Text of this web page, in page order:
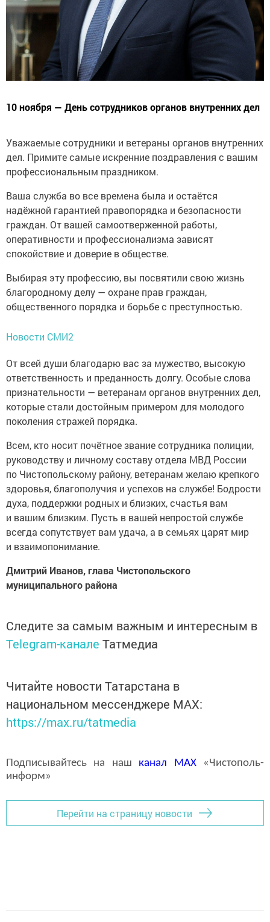
10 ноября — День сотрудников органов внутренних дел
Уважаемые сотрудники и ветераны органов внутренних
дел. Примите самые искренние поздравления с вашим
профессиональным праздником.
Ваша служба во все времена была и остаётся
надёжной гарантией правопорядка и безопасности
граждан. От вашей самоотверженной работы,
оперативности и профессионализма зависят
спокойствие и доверие в обществе.
Выбирая эту профессию, вы посвятили свою жизнь
благородному делу — охране прав граждан,
общественного порядка и борьбе с преступностью.
Новости СМИ2
От всей души благодарю вас за мужество, высокую
ответственность и преданность долгу. Особые слова
признательности — ветеранам органов внутренних дел,
которые стали достойным примером для молодого
поколения стражей порядка.
Всем, кто носит почётное звание сотрудника полиции,
руководству и личному составу отдела МВД России
по Чистопольскому району, ветеранам желаю крепкого
здоровья, благополучия и успехов на службе! Бодрости
духа, поддержки родных и близких, счастья вам
и вашим близким. Пусть в вашей непростой службе
всегда сопутствует вам удача, а в семьях царят мир
и взаимопонимание.
Дмитрий Иванов, глава Чистопольского
муниципального района
Следите за самым важным и интересным в
Telegram-канале Татмедиа
Читайте новости Татарстана в
национальном мессенджере MАХ:
https://max.ru/tatmedia
Подписывайтесь на наш канал MAX«Чистополь-
информ»
Перейти на страницу новости